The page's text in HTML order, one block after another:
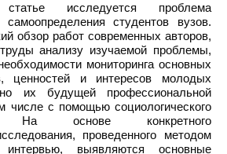
исследуется проблема
самоопределения студентов вузов.
обзор работ современных авторов,
анализу изучаемой проблемы,
мониторинга основных
ценностей и интересов молодых
их будущей профессиональной
числе с помощью социологического
На основе конкретного
проведенного методом
интервью, выявляются основные